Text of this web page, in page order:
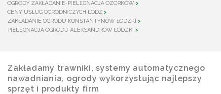
OGRODY ZAKŁADANIE-PIELĘGNACJA OZORKÓW
CENY USŁUG OGRODNICZYCH ŁÓDŹ
ZAKŁADANIE OGRODU KONSTANTYNÓW ŁODZKI
PIELĘGNACJA OGRODU ALEKSANDRÓW ŁÓDZKI
Zakładamy trawniki, systemy automatycznego
nawadniania, ogrody wykorzystując najlepszy
sprzęt i produkty firm